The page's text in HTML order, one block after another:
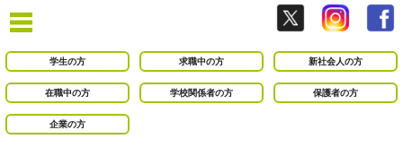
学生の方 求職中の方 新社会人の方
在職中の方 学校関係者の方 保護者の方
企業の方